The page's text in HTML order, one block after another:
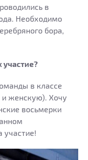
в
Необходимо
бора,
участие?
в классе
женскую). Хочу
восьмерки
участие!